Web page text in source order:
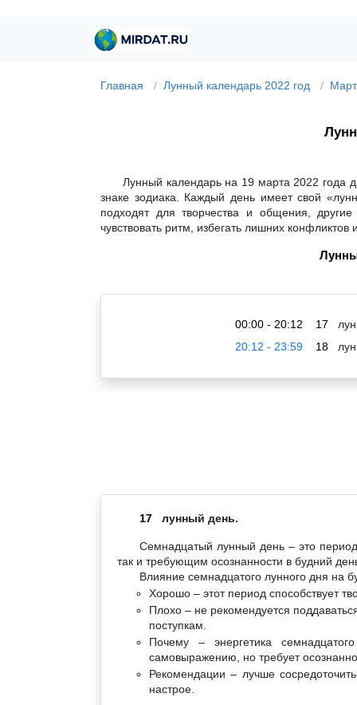
Главная Лунный календарь 2022 год
Лунный календарь на 19 марта 2022 года
знаке зодиака. Каждый день имеет свой
подходят для творчества и общения,
чувствовать ритм, избегать лишних
00:00 - 20:12 17
20:12 - 23:59
18
17 лунный день.
Семнадцатый лунный день – это
так и требующим осознанности в будний
Влияние семнадцатого лунного дня на
Хорошо – этот период способствует
Плохо – не рекомендуется
поступкам.
Почему – энергетика
самовыражению, но требует
Рекомендации – лучше
настрое.